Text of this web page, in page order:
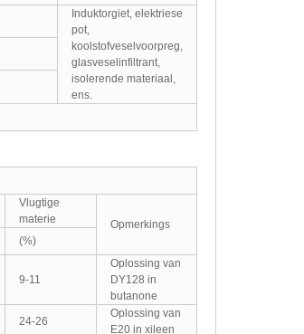
Induktorgiet, elektriese
pot,
koolstofveselvoorpreg,
glasveselinfiltrant,
isolerende materiaal,
ens.
Vlugtige
materie
Opmerkings
(%)
9-11
Oplossing van
DY128 in
butanone
24-26
Oplossing van
E20 in xileen